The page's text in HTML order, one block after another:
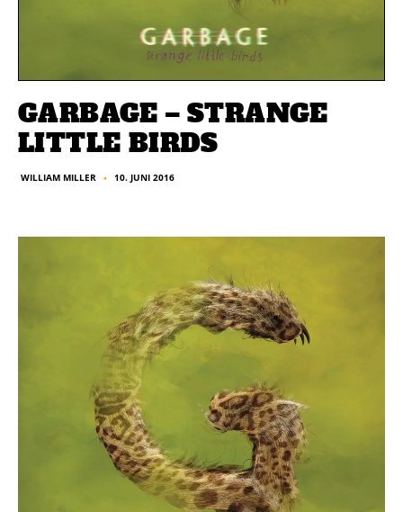
GARBAGE – STRANGE
LITTLE BIRDS
WILLIAM MILLER ■ 10. JUNI 2016